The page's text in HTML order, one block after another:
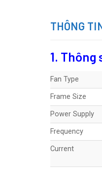
THÔNG
1.
Fan Type
Frame Size
Power Supply
Frequency
Current